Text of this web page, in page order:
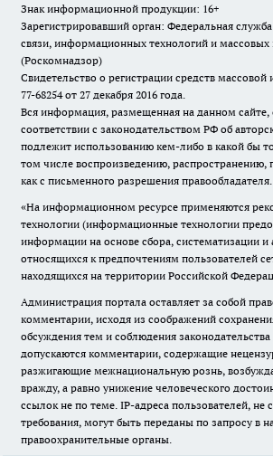
Знак информационной продукции: 16+
Зарегистрировавший орган: Федеральная
связи, информационных технологий и
(Роскомнадзор)
Свидетельство о регистрации средств
77-68254 от 27 декабря 2016 года.
Вся информация, размещенная на данном сайте,
соответствии с законодательством РФ об
подлежит использованию кем-либо в какой бы
том числе воспроизведению, распространению,
как с письменного разрешения правообладателя.
«На информационном ресурсе применяются
технологии (информационные технологии
информации на основе сбора, систематизации и
относящихся к предпочтениям пользователей
находящихся на территории Российской
Администрация портала оставляет за собой
комментарии, исходя из соображений
обсуждения тем и соблюдения
допускаются комментарии, содержащие
разжигающие межнациональную рознь,
вражду, а равно унижение человеческого
ссылок не по теме. IP-адреса пользователей,
требования, могут быть переданы по запросу в
правоохранительные органы.